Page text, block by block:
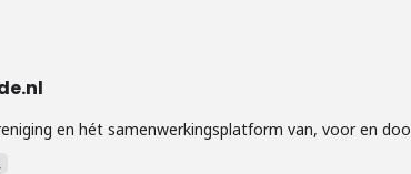
en hét samenwerkingsplatform van, voor en